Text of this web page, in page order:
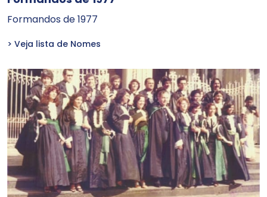
Formandos de 1977
> Veja lista de Nomes